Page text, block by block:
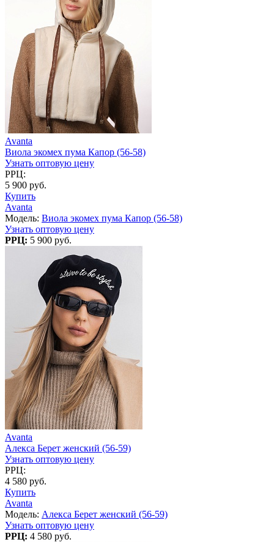
Avanta
Виола экомех пума Капор (56-58)
Узнать оптовую цену
РРЦ:
5 900 руб.
Купить
Avanta
Модель: Виола экомех пума Капор (56-58)
Узнать оптовую цену
РРЦ: 5 900 руб.
Avanta
Алекса Берет женский (56-59)
Узнать оптовую цену
РРЦ:
4 580 руб.
Купить
Avanta
Модель: Алекса Берет женский (56-59)
Узнать оптовую цену
РРЦ: 4 580 руб.